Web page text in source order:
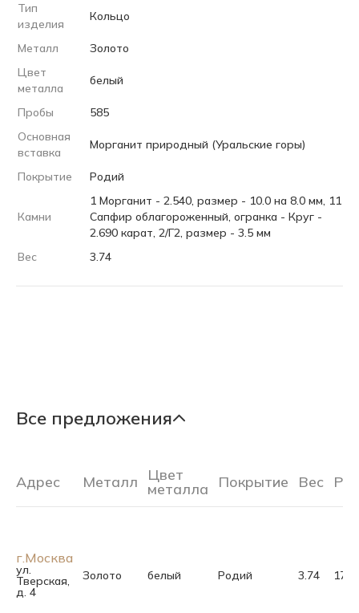
Тип
изделия
Кольцо
Металл
Золото
Цвет
металла
белый
Пробы
585
Основная
вставка
Морганит природный (Уральские горы)
Покрытие Родий
Камни
1 Морганит - 2.540, размер - 10.0 на 8.0 мм, 11
Сапфир облагороженный, огранка - Круг -
2.690 карат, 2/Г2, размер - 3.5 мм
Вес
3.74
Все предложения
Адрес Металл Цвет
металла Покрытие Вес
г.Москва
ул.
Тверская,
д. 4
Золото белый Родий 3.74 17.5